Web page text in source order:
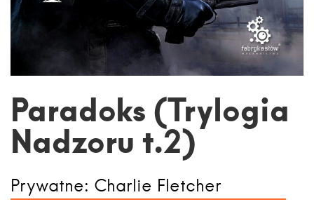
Paradoks (Trylogia
Nadzoru t.2)
Prywatne: Charlie Fletcher